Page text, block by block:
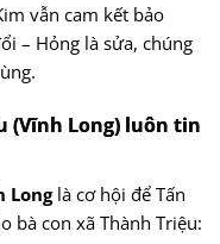
vẫn cam kết bảo
– Hỏng là sửa, chúng
(Vĩnh Long) luôn tin
Longlà cơ hội để Tấn
bà con xã Thành Triệu: